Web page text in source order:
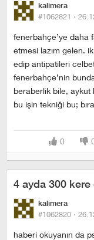
kalimera
#1062821 ·
fenerbahçe’ye daha
etmesi lazım gelen.
edip antipatileri
fenerbahçe’nin
beraberlik bile, aykut
bu işin tekniği bu;
0
4 ayda 300 kere
kalimera
#1062820 ·
haberi okuyanın da